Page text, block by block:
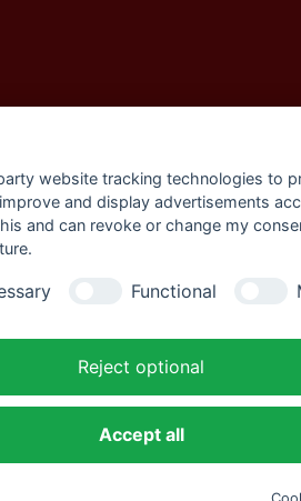
website tracking technologies to
and display advertisements
and can revoke or change my
Functional
Reject optional
Accept all